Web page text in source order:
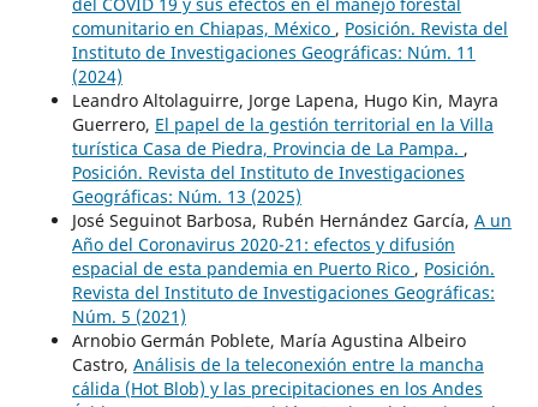
comunitario en Chiapas, México , Posición. Revista del
Instituto de Investigaciones Geográficas: Núm. 11
(2024)
Leandro Altolaguirre, Jorge Lapena, Hugo Kin, Mayra
Guerrero, El papel de la gestión territorial en la Villa
turística Casa de Piedra, Provincia de La Pampa. ,
Posición. Revista del Instituto de Investigaciones
Geográficas: Núm. 13 (2025)
José Seguinot Barbosa, Rubén Hernández García, A un
Año del Coronavirus 2020-21: efectos y difusión
espacial de esta pandemia en Puerto Rico , Posición.
Revista del Instituto de Investigaciones Geográficas:
Núm. 5 (2021)
Arnobio Germán Poblete, María Agustina Albeiro
Castro, Análisis de la teleconexión entre la mancha
cálida (Hot Blob) y las precipitaciones en los Andes